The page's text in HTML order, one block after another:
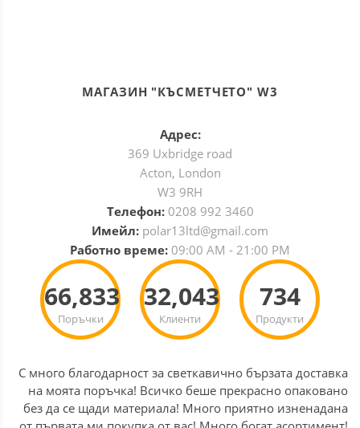
МАГАЗИН "КЪСМЕТЧЕТО" W3
Адрес:
369 Uxbridge road
Acton, London
W3 9RH
Телефон: 0208 992 3460
Имейл: polar13ltd@gmail.com
Работно време: 09:00 AM - 21:00 PM
Поръчки
66,833
Клиенти
32,043
Продукти
734
С много благодарност за светкавично бързата доставка
на моята поръчка! Всичко беше прекрасно опаковано
без да се щади материала! Много приятно изненадана